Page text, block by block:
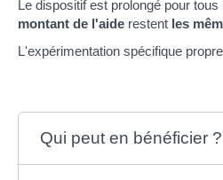
Le dispositif est prolongé pour
montant de l'aide restent les
L'expérimentation spécifique
Qui peut en bénéficier ?